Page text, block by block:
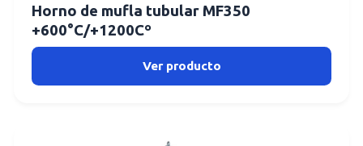
Horno de mufla tubular MF350
+600°C/+1200Cº
Ver producto